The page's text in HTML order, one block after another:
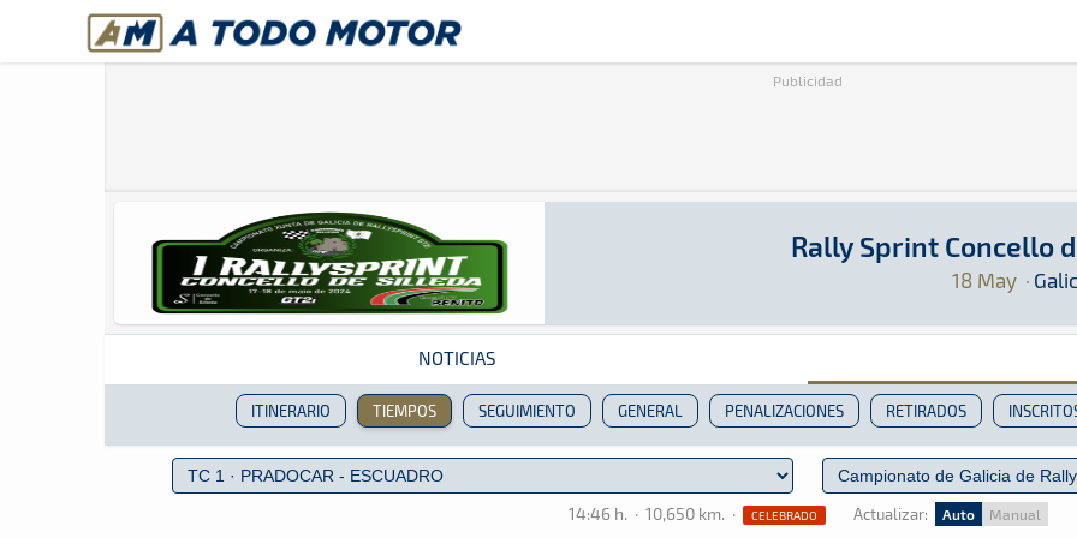
A Todo Motor· Revista del motor desde 1999
Revista del motor desde 1999
Publicidad
Rally Sprint Concello de Silleda 2024
Rally Sprint Concello
18 May ·
Rally Sprint · Rally Sprint Concello de
NOTICIAS
ITINERARIO TIEMPOS SEGUIMIENTO GENERAL PENALIZACIONES RETIRADOS
14:46 h. · 10,650 km. · CELEBRADO Actualizar: Auto Manual